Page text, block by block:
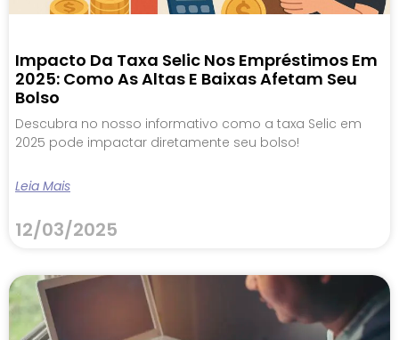
Impacto Da Taxa Selic Nos Empréstimos Em
2025: Como As Altas E Baixas Afetam Seu
Bolso
Descubra no nosso informativo como a taxa Selic em
2025 pode impactar diretamente seu bolso!
Leia Mais
12/03/2025